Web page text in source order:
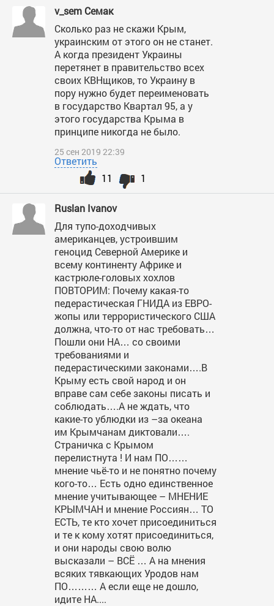
v_sem Семак
Сколько раз не скажи Крым,
украинским от этого он не станет.
А когда президент Украины
перетянет в правительство всех
своих КВНщиков, то Украину в
пору нужно будет переименовать
в государство Квартал 95, а у
этого государства Крыма в
принципе никогда не было.
25 сен 2019 22:39
Ответить
1
11
Ruslan Ivanov
Для тупо-доходчивых
американцев, устроившим
геноцид Северной Америке и
всему континенту Африке и
кастрюле-головых хохлов
ПОВТОРИМ: Почему какая-то
педерастическая ГНИДА из ЕВРО-
жопы или террористического США
должна, что-то от нас требовать…
Пошли они НА… со своими
требованиями и
педерастическими законами….В
Крыму есть свой народ и он
вправе сам себе законы писать и
соблюдать….А не ждать, что
какие-то ублюдки из –за океана
им Крымчанам диктовали….
Страничка с Крымом
перелистнута ! И нам ПО……
мнение чьё-то и не понятно почему
кого-то… Есть одно единственное
мнение учитывающее – МНЕНИЕ
КРЫМЧАН и мнение Россиян… ТО
ЕСТЬ, те кто хочет присоединиться
и те к кому хотят присоединиться,
и они народы свою волю
высказали – ВСЁ … А на мнения
всяких тявкающих Уродов нам
ПО……… А если еще не дошло,
идите НА....